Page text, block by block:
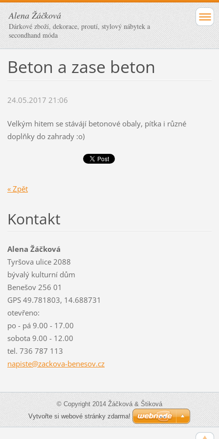
Alena Žáčková
Dárkové zboží, dekorace, proutí, stylový nábytek a
secondhand móda
Beton a zase beton
24.05.2017 21:06
Velkým hitem se stávájí betonové obaly, pítka i různé
doplňky do zahrady :o)
« Zpět
Kontakt
Alena Žáčková
Tyršova ulice 2088
bývalý kulturní dům
Benešov 256 01
GPS 49.781803, 14.688731
otevřeno:
po - pá 9.00 - 17.00
sobota 9.00 - 12.00
tel. 736 787 113
napiste@zackova-benesov.cz
© Copyright 2014 Žáčková & Štiková
Vytvořte si webové stránky zdarma!